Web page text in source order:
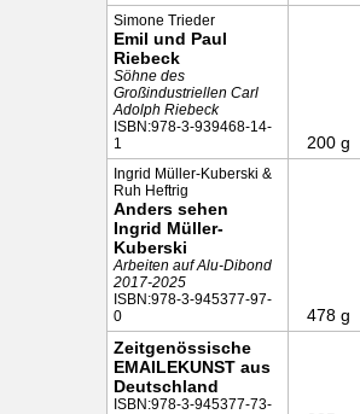
Simone Trieder
Emil und Paul
Riebeck
Söhne des
Großindustriellen Carl
Adolph Riebeck
ISBN:978-3-939468-14-
1
200 g
Ingrid Müller-Kuberski &
Ruh Heftrig
Anders sehen
Ingrid Müller-
Kuberski
Arbeiten auf Alu-Dibond
2017-2025
ISBN:978-3-945377-97-
0
478 g
Zeitgenössische
EMAILEKUNST aus
Deutschland
ISBN:978-3-945377-73-